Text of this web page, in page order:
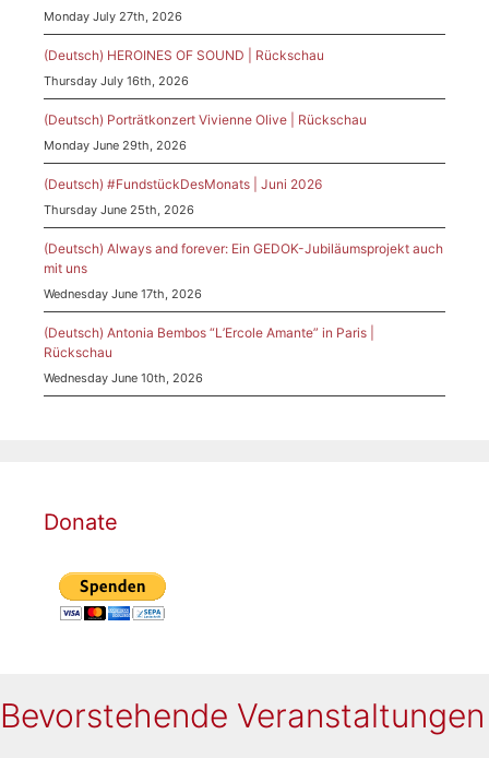
Monday July 27th, 2026
(Deutsch) HEROINES OF SOUND | Rückschau
Thursday July 16th, 2026
(Deutsch) Porträtkonzert Vivienne Olive | Rückschau
Monday June 29th, 2026
(Deutsch) #FundstückDesMonats | Juni 2026
Thursday June 25th, 2026
(Deutsch) Always and forever: Ein GEDOK-Jubiläumsprojekt auch
mit uns
Wednesday June 17th, 2026
(Deutsch) Antonia Bembos “L’Ercole Amante” in Paris |
Rückschau
Wednesday June 10th, 2026
Donate
Bevorstehende Veranstaltungen